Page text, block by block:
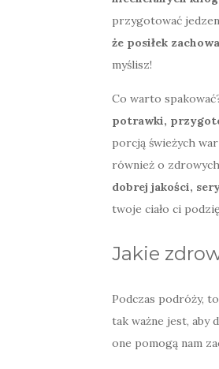
przygotować
że posiłek
myślisz!
Co warto
potrawki,
porcją świeżych
również o
dobrej jakości,
twoje ciało ci
Jakie
Podczas podróży,
tak ważne jest, aby
one pomogą nam